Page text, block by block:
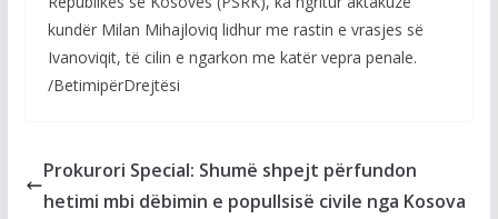
kundër Milan Mihajloviq lidhur me rastin e vrasjes së
Ivanoviqit, të cilin e ngarkon me katër vepra penale.
/BetimipërDrejtësi
Prokurori Special: Shumë shpejt përfundon
hetimi mbi dëbimin e popullsisë civile nga Kosova